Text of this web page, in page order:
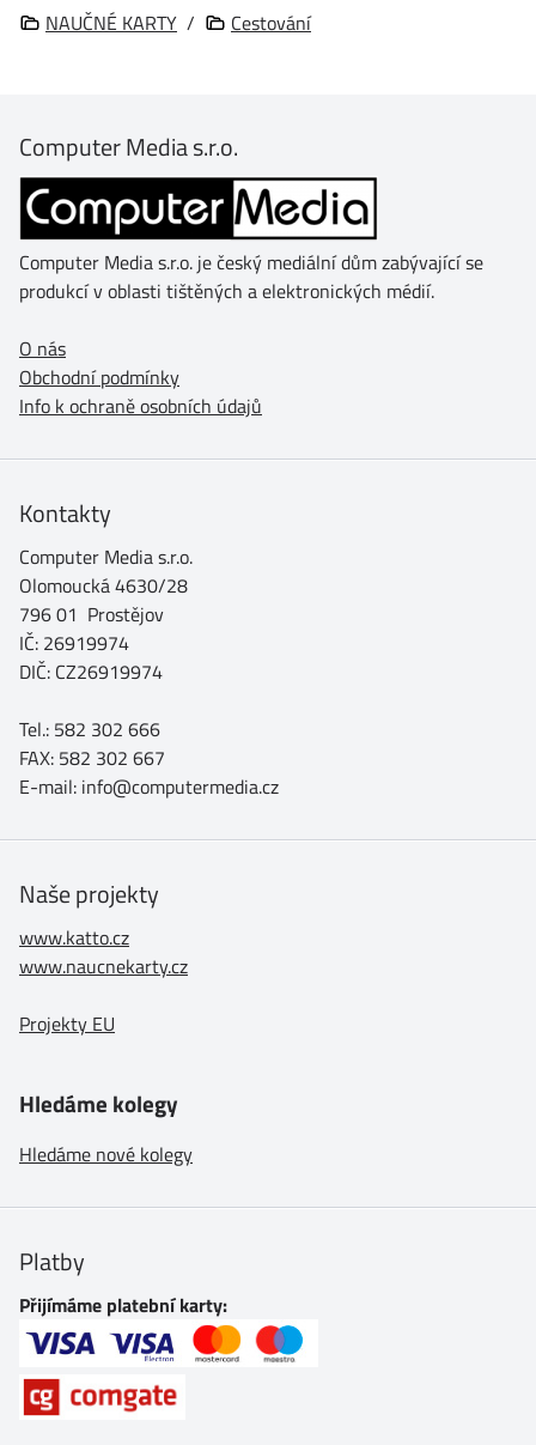
NAUČNÉ KARTY / Cestování
Computer Media s.r.o.
Computer Media s.r.o. je český mediální dům zabývající se
produkcí v oblasti tištěných a elektronických médií.
O nás
Obchodní podmínky
Info k ochraně osobních údajů
Kontakty
Computer Media s.r.o.
Olomoucká 4630/28
796 01 Prostějov
IČ: 26919974
DIČ: CZ26919974
Tel.: 582 302 666
FAX: 582 302 667
E-mail: info@computermedia.cz
Naše projekty
www.katto.cz
www.naucnekarty.cz
Projekty EU
Hledáme kolegy
Hledáme nové kolegy
Platby
Přijímáme platební karty: